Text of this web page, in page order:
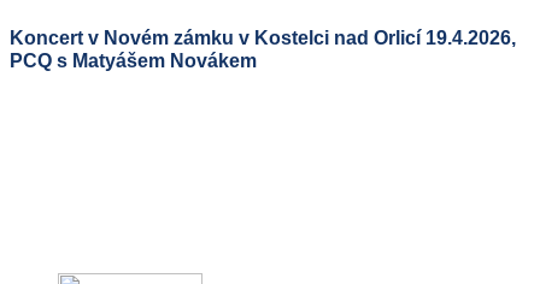
Koncert v Novém zámku v Kostelci nad Orlicí 19.4.2026,
PCQ s Matyášem Novákem